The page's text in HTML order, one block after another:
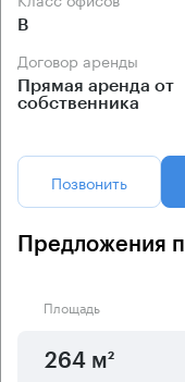
B
Договор аренды
Прямая аренда от
собственника
Позвонить
Предложения
Площадь
264 м²